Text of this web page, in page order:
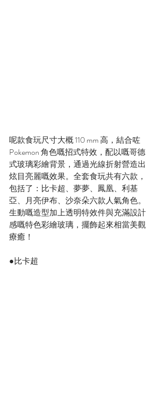
呢款食玩尺寸大概 110 mm 高，結合咗
Pokemon 角色嘅招式特效，配以嘅哥德
式玻璃彩繪背景，通過光線折射營造出
炫目亮麗嘅效果。全套食玩共有六款，
包括了：比卡超、夢夢、鳳凰、利基
亞、月亮伊布、沙奈朵六款人氣角色。
生動嘅造型加上透明特效件與充滿設計
感嘅特色彩繪玻璃，擺飾起來相當美觀
療癒！
●比卡超